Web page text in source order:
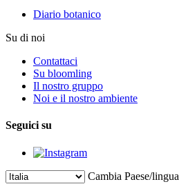
Diario botanico
Su di noi
Contattaci
Su bloomling
Il nostro gruppo
Noi e il nostro ambiente
Seguici su
Cambia Paese/lingua